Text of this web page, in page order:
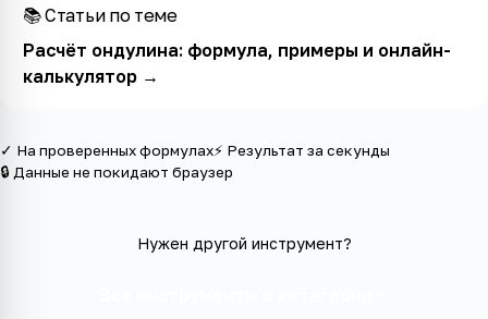
📚 Статьи по теме
Расчёт ондулина: формула, примеры и онлайн-
калькулятор→
✓ На проверенных формулах⚡ Результат за секунды
🔒 Данные не покидают браузер
Нужен другой инструмент?